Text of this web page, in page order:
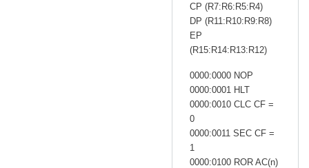
CP (R7:R6:R5:R4)
DP (R11:R10:R9:R8)
EP
(R15:R14:R13:R12)
0000:0000 NOP
0000:0001 HLT
0000:0010 CLC CF =
0
0000:0011 SEC CF =
1
0000:0100 ROR AC(n)